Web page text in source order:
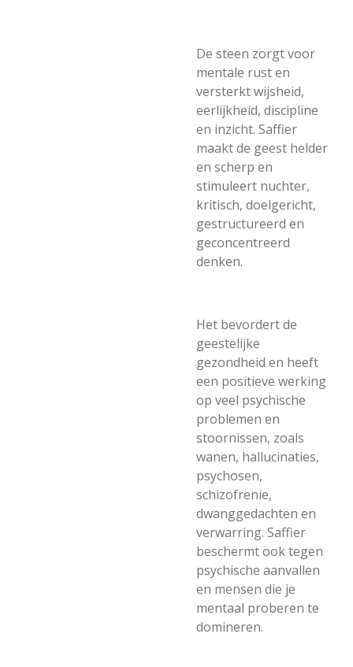
De steen zorgt voor
mentale rust en
versterkt wijsheid,
eerlijkheid, discipline
en inzicht. Saffier
maakt de geest helder
en scherp en
stimuleert nuchter,
kritisch, doelgericht,
gestructureerd en
geconcentreerd
denken.
Het bevordert de
geestelijke
gezondheid en heeft
een positieve werking
op veel psychische
problemen en
stoornissen, zoals
wanen, hallucinaties,
psychosen,
schizofrenie,
dwanggedachten en
verwarring. Saffier
beschermt ook tegen
psychische aanvallen
en mensen die je
mentaal proberen te
domineren.